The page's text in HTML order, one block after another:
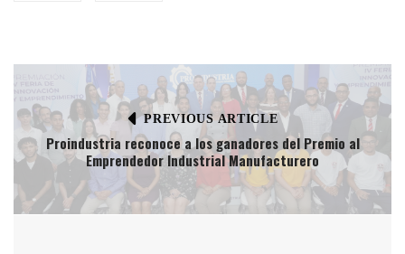
PREVIOUS ARTICLE
Proindustria reconoce a los ganadores del Premio al
Emprendedor Industrial Manufacturero